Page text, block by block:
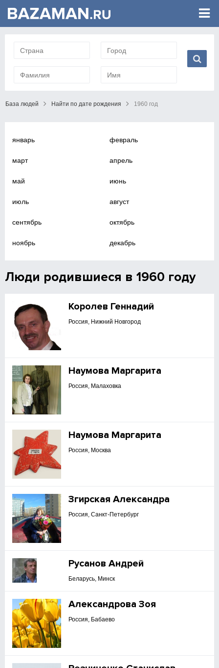
База людей Найти по дате рождения 1960 год
январь февраль
март апрель
май июнь
июль август
сентябрь октябрь
ноябрь декабрь
Люди родившиеся в 1960 году
Королев Геннадий
Россия, Нижний Новгород
Наумова Маргарита
Россия, Малаховка
Наумова Маргарита
Россия, Москва
Згирская Александра
Россия, Санкт-Петербург
Русанов Андрей
Беларусь, Минск
Александрова Зоя
Россия, Бабаево